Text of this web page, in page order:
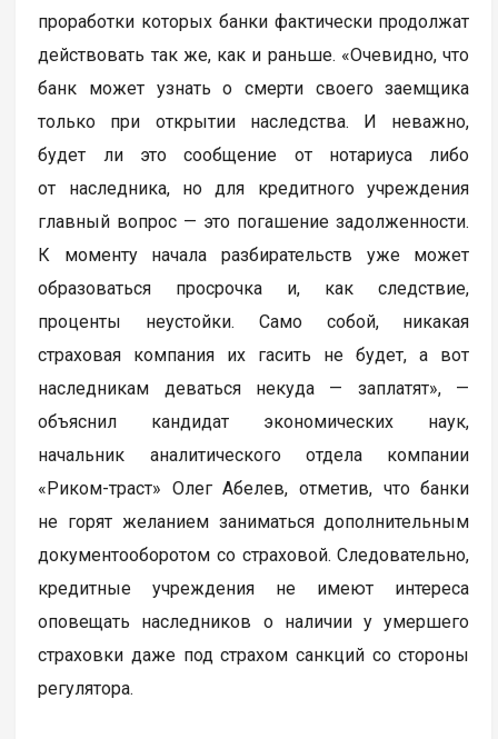
проработки которых банки фактически продолжат
действовать так же, как и раньше. «Очевидно, что
банк может узнать о смерти своего заемщика
только при открытии наследства. И неважно,
будет ли это сообщение от нотариуса либо
от наследника, но для кредитного учреждения
главный вопрос — это погашение задолженности.
К моменту начала разбирательств уже может
образоваться просрочка и, как следствие,
проценты неустойки. Само собой, никакая
страховая компания их гасить не будет, а вот
наследникам деваться некуда — заплатят», —
объяснил кандидат экономических наук,
начальник аналитического отдела компании
«Риком-траст» Олег Абелев, отметив, что банки
не горят желанием заниматься дополнительным
документооборотом со страховой. Следовательно,
кредитные учреждения не имеют интереса
оповещать наследников о наличии у умершего
страховки даже под страхом санкций со стороны
регулятора.